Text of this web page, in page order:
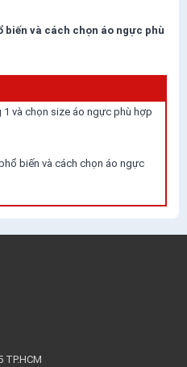
biến và cách chọn áo ngực phù
1 và chọn size áo ngực phù hợp
biến và cách chọn áo ngực